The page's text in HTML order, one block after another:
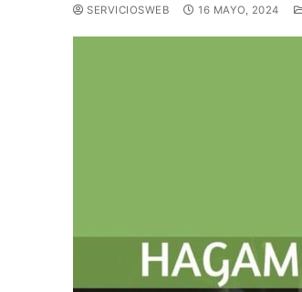
SERVICIOSWEB 16 MAYO, 2024